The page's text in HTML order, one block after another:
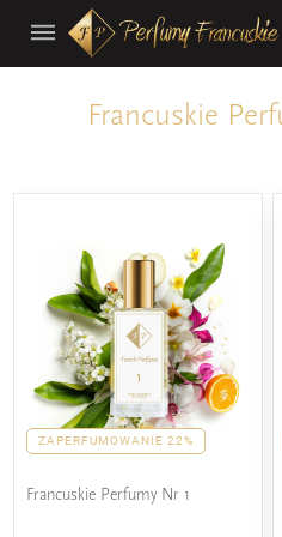
Francuskie
ZAPERFUMOWANIE 22%
Francuskie Perfumy Nr 1